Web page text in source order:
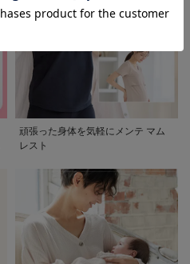
頑張った身体を気軽にメンテ マム
レスト